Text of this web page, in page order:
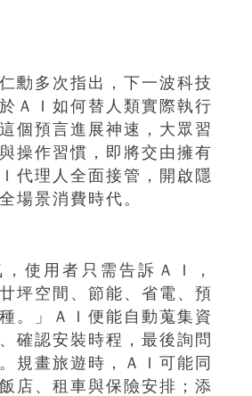
勳多次指出，下一波科技
ＡＩ如何替人類實際執行
個預言進展神速，大眾習
操作習慣，即將交由擁有
代理人全面接管，開啟隱
場景消費時代。
使用者只需告訴ＡＩ，
坪空間、節能、省電、預
。」ＡＩ便能自動蒐集資
確認安裝時程，最後詢問
規畫旅遊時，ＡＩ可能同
店、租車與保險安排；添